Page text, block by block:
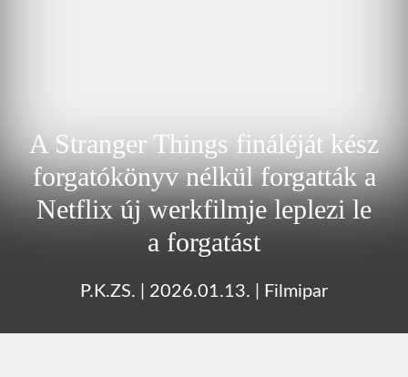
A Stranger Things fináléját kész
forgatókönyv nélkül forgatták a
Netflix új werkfilmje leplezi le
a forgatást
P.K.ZS. 2026.01.13. Filmipar